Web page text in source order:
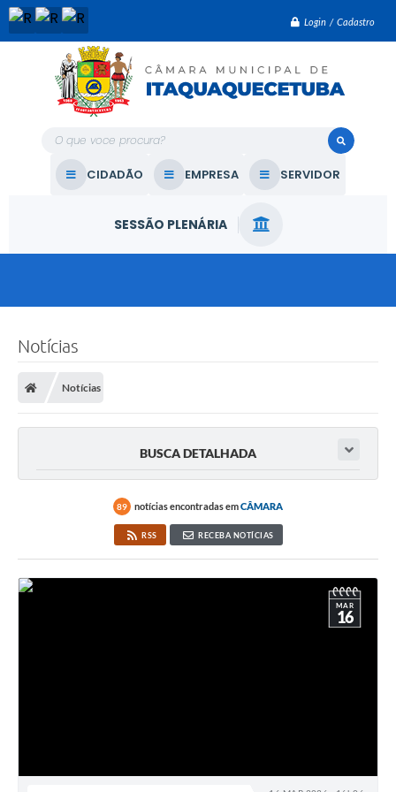
Login / Cadastro
O que voce procura?
CIDADÃO EMPRESA SERVIDOR
SESSÃO PLENÁRIA
Notícias
Notícias
BUSCA DETALHADA
89 notícias encontradas emCÂMARA
RSS RECEBA NOTÍCIAS
MAR
16